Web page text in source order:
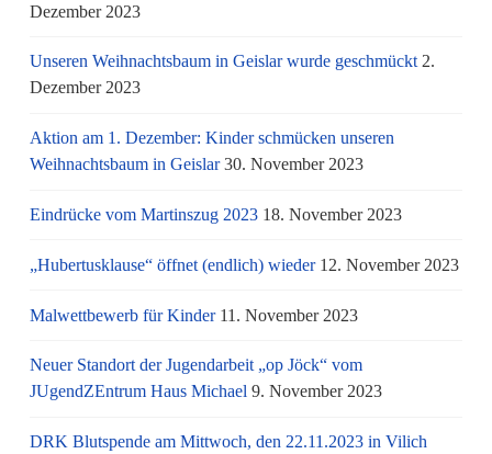
Dezember 2023
Unseren Weihnachtsbaum in Geislar wurde geschmückt 2.
Dezember 2023
Aktion am 1. Dezember: Kinder schmücken unseren
Weihnachtsbaum in Geislar 30. November 2023
Eindrücke vom Martinszug 2023 18. November 2023
„Hubertusklause“ öffnet (endlich) wieder 12. November 2023
Malwettbewerb für Kinder 11. November 2023
Neuer Standort der Jugendarbeit „op Jöck“ vom
JUgendZEntrum Haus Michael 9. November 2023
DRK Blutspende am Mittwoch, den 22.11.2023 in Vilich